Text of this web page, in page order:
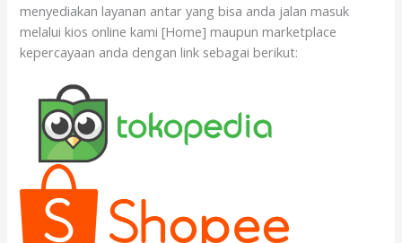
menyediakan layanan antar yang bisa anda jalan masuk
melalui kios online kami [Home] maupun marketplace
kepercayaan anda dengan link sebagai berikut: